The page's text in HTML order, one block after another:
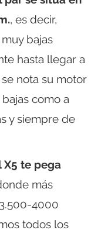
, es decir,
bajas
hasta llegar a
nota su motor
como a
y siempre de
X5 te pega
más
4000
todos los